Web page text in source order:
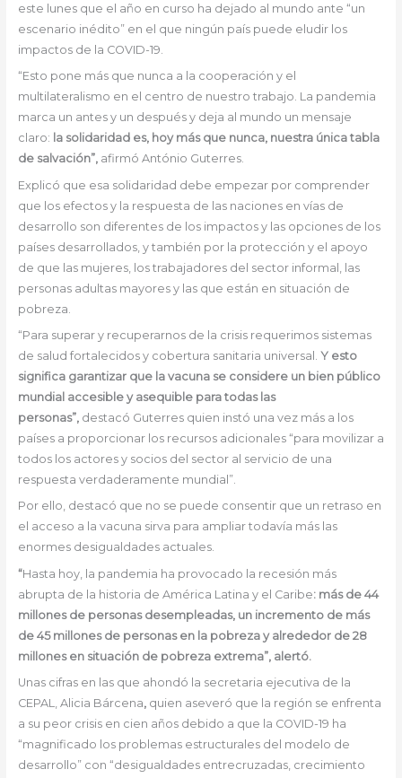
este lunes que el año en curso ha dejado al mundo ante “un
escenario inédito” en el que ningún país puede eludir los
impactos de la COVID-19.
“Esto pone más que nunca a la cooperación y el
multilateralismo en el centro de nuestro trabajo. La pandemia
marca un antes y un después y deja al mundo un mensaje
claro: la solidaridad es, hoy más que nunca, nuestra única tabla
de salvación”, afirmó António Guterres.
Explicó que esa solidaridad debe empezar por comprender
que los efectos y la respuesta de las naciones en vías de
desarrollo son diferentes de los impactos y las opciones de los
países desarrollados, y también por la protección y el apoyo
de que las mujeres, los trabajadores del sector informal, las
personas adultas mayores y las que están en situación de
pobreza.
“Para superar y recuperarnos de la crisis requerimos sistemas
de salud fortalecidos y cobertura sanitaria universal. Y esto
significa garantizar que la vacuna se considere un bien público
mundial accesible y asequible para todas las
personas”, destacó Guterres quien instó una vez más a los
países a proporcionar los recursos adicionales “para movilizar a
todos los actores y socios del sector al servicio de una
respuesta verdaderamente mundial”.
Por ello, destacó que no se puede consentir que un retraso en
el acceso a la vacuna sirva para ampliar todavía más las
enormes desigualdades actuales.
“Hasta hoy, la pandemia ha provocado la recesión más
abrupta de la historia de América Latina y el Caribe: más de 44
millones de personas desempleadas, un incremento de más
de 45 millones de personas en la pobreza y alrededor de 28
millones en situación de pobreza extrema”, alertó.
Unas cifras en las que ahondó la secretaria ejecutiva de la
CEPAL, Alicia Bárcena, quien aseveró que la región se enfrenta
a su peor crisis en cien años debido a que la COVID-19 ha
“magnificado los problemas estructurales del modelo de
desarrollo” con “desigualdades entrecruzadas, crecimiento